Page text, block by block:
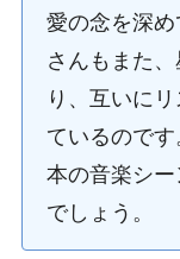
愛の念を深
さんもまた
り、互いに
ているので
本の音楽シ
でしょう。